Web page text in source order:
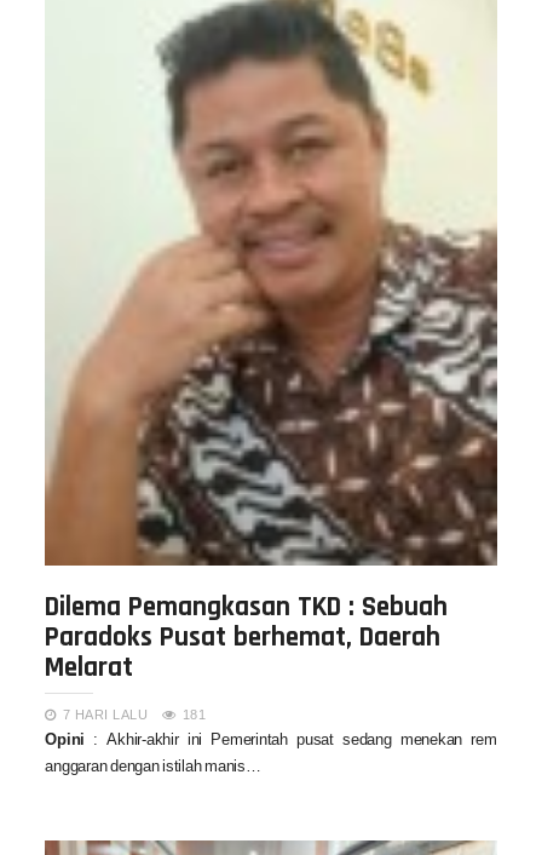
Dilema Pemangkasan TKD : Sebuah
Paradoks Pusat berhemat, Daerah
Melarat
7 HARI LALU 181
Opini : Akhir-akhir ini Pemerintah pusat sedang menekan rem
anggaran dengan istilah manis…